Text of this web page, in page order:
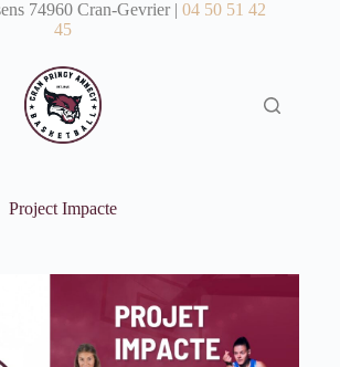
74960 Cran-Gevrier |04 50 51 42
45
Project Impacte